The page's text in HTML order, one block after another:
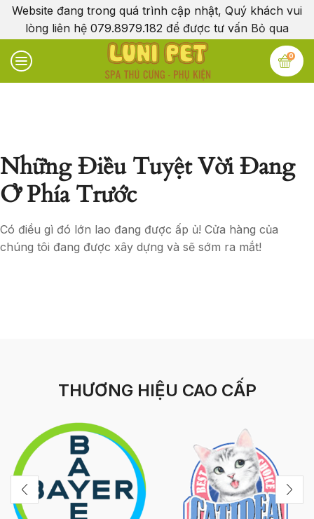
Website đang trong quá trình cập nhật, Quý khách vui
lòng liên hệ 079.8979.182 để được tư vấn Bỏ qua
0
Những Điều Tuyệt Vời Đang
Ở Phía Trước
Có điều gì đó lớn lao đang được ấp ủ! Cửa hàng của
chúng tôi đang được xây dựng và sẽ sớm ra mắt!
THƯƠNG HIỆU CAO CẤP